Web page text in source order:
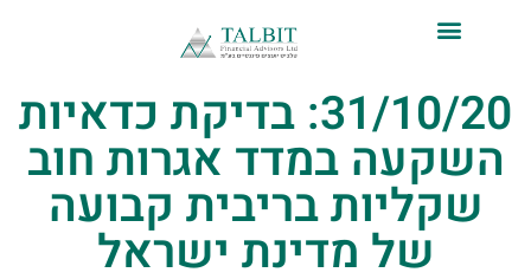
31/10/20: בדיקת כדאיות
השקעה במדד אגרות חוב
שקליות בריבית קבועה
של מדינת ישראל